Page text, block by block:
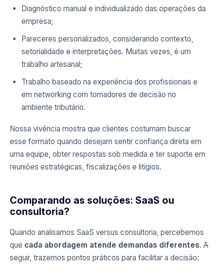
Diagnóstico manual e individualizado das operações da
empresa;
Pareceres personalizados, considerando contexto,
setorialidade e interpretações. Muitas vezes, é um
trabalho artesanal;
Trabalho baseado na experiência dos profissionais e
em networking com tomadores de decisão no
ambiente tributário.
Nossa vivência mostra que clientes costumam buscar
esse formato quando desejam sentir confiança direta em
uma equipe, obter respostas sob medida e ter suporte em
reuniões estratégicas, fiscalizações e litígios.
Comparando as soluções: SaaS ou
consultoria?
Quando analisamos SaaS versus consultoria, percebemos
que cada abordagem atende demandas diferentes. A
seguir, trazemos pontos práticos para facilitar a decisão: